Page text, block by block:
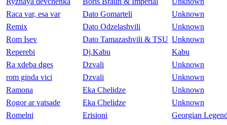
Raca var, esa var
Dato Gomarteli
Unknown
Remix
Dato Odzelashvili
Unknown
Rom Isev
Dato Tamazashvili & TSU Unknown
Reperebi
Dj.Kabu
Kabu
Ra xdeba dges
Dzvali
Unknown
rom ginda vici
Dzvali
Unknown
Ramona
Eka Chelidze
Unknown
Rogor ar vatsade
Eka Chelidze
Unknown
Romelni
Erisioni
Georgian